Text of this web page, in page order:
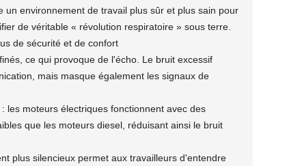
un environnement de travail plus sûr et plus sain pour
de véritable « révolution respiratoire » sous terre.
de sécurité et de confort
ce qui provoque de l'écho. Le bruit excessif
mais masque également les signaux de
les moteurs électriques fonctionnent avec des
que les moteurs diesel, réduisant ainsi le bruit
plus silencieux permet aux travailleurs d'entendre